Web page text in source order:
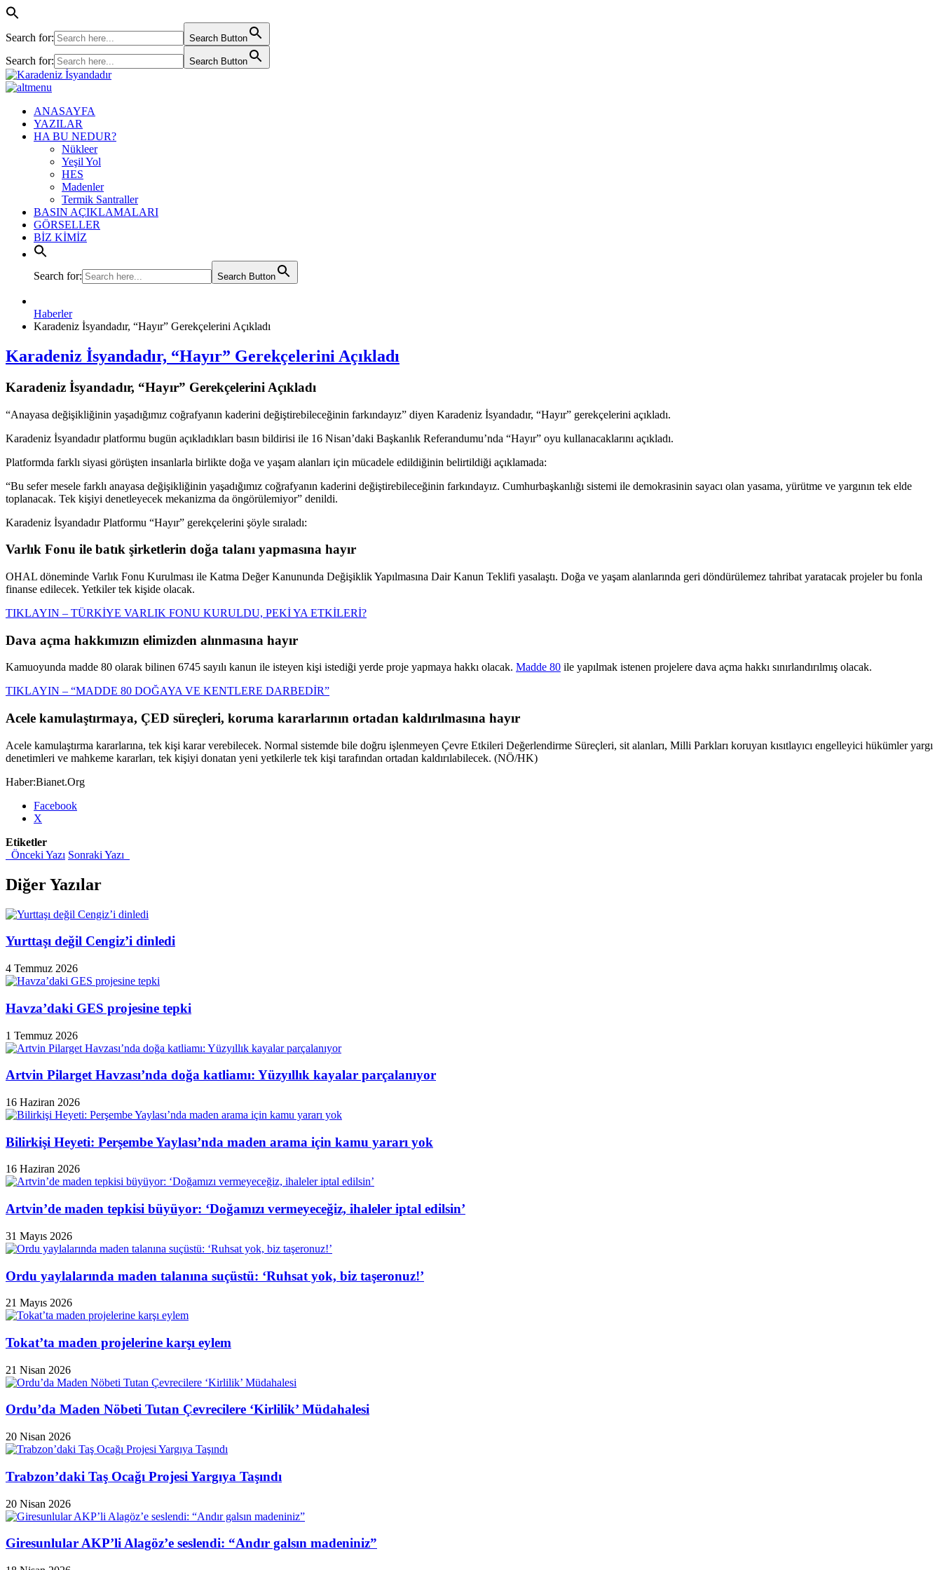
Search for: Search Button
Search for: Search Button
ANASAYFA
YAZILAR
HA BU NEDUR?
Nükleer
Yeşil Yol
HES
Madenler
Termik Santraller
BASIN AÇIKLAMALARI
GÖRSELLER
BİZ KİMİZ
Search for: Search Button
Haberler
Karadeniz İsyandadır, “Hayır” Gerekçelerini Açıkladı
Karadeniz İsyandadır, “Hayır” Gerekçelerini Açıkladı
Karadeniz İsyandadır, “Hayır” Gerekçelerini Açıkladı
“Anayasa değişikliğinin yaşadığımız coğrafyanın kaderini değiştirebileceğinin farkındayız” diyen Karadeniz İsyandadır, “Hayır” gerekçelerini açıkladı.
Karadeniz İsyandadır platformu bugün açıkladıkları basın bildirisi ile 16 Nisan’daki Başkanlık Referandumu’nda “Hayır” oyu kullanacaklarını açıkladı.
Platformda farklı siyasi görüşten insanlarla birlikte doğa ve yaşam alanları için mücadele edildiğinin belirtildiği açıklamada:
“Bu sefer mesele farklı anayasa değişikliğinin yaşadığımız coğrafyanın kaderini değiştirebileceğinin farkındayız. Cumhurbaşkanlığı sistemi ile demokrasinin sayacı olan yasama, yürütme ve yargının tek elde
toplanacak. Tek kişiyi denetleyecek mekanizma da öngörülemiyor” denildi.
Karadeniz İsyandadır Platformu “Hayır” gerekçelerini şöyle sıraladı:
Varlık Fonu ile batık şirketlerin doğa talanı yapmasına hayır
OHAL döneminde Varlık Fonu Kurulması ile Katma Değer Kanununda Değişiklik Yapılmasına Dair Kanun Teklifi yasalaştı. Doğa ve yaşam alanlarında geri döndürülemez tahribat yaratacak projeler bu fonla
finanse edilecek. Yetkiler tek kişide olacak.
TIKLAYIN – TÜRKİYE VARLIK FONU KURULDU, PEKİ YA ETKİLERİ?
Dava açma hakkımızın elimizden alınmasına hayır
Kamuoyunda madde 80 olarak bilinen 6745 sayılı kanun ile isteyen kişi istediği yerde proje yapmaya hakkı olacak. Madde 80 ile yapılmak istenen projelere dava açma hakkı sınırlandırılmış olacak.
TIKLAYIN – “MADDE 80 DOĞAYA VE KENTLERE DARBEDİR”
Acele kamulaştırmaya, ÇED süreçleri, koruma kararlarının ortadan kaldırılmasına hayır
Acele kamulaştırma kararlarına, tek kişi karar verebilecek. Normal sistemde bile doğru işlenmeyen Çevre Etkileri Değerlendirme Süreçleri, sit alanları, Milli Parkları koruyan kısıtlayıcı engelleyici hükümler yargı
denetimleri ve mahkeme kararları, tek kişiyi donatan yeni yetkilerle tek kişi tarafından ortadan kaldırılabilecek. (NÖ/HK)
Haber:Bianet.Org
Share
"Karadeniz
İsyandadır,
Gerekçelerini
Açıkladı"
Facebook
X
Etiketler
Önceki Yazı Sonraki Yazı
Diğer Yazılar
Yurttaşı değil Cengiz’i dinledi
4 Temmuz 2026
Havza’daki GES projesine tepki
1 Temmuz 2026
Artvin Pilarget Havzası’nda doğa katliamı: Yüzyıllık kayalar parçalanıyor
16 Haziran 2026
Bilirkişi Heyeti: Perşembe Yaylası’nda maden arama için kamu yararı yok
16 Haziran 2026
Artvin’de maden tepkisi büyüyor: ‘Doğamızı vermeyeceğiz, ihaleler iptal edilsin’
31 Mayıs 2026
Ordu yaylalarında maden talanına suçüstü: ‘Ruhsat yok, biz taşeronuz!’
21 Mayıs 2026
Tokat’ta maden projelerine karşı eylem
21 Nisan 2026
Ordu’da Maden Nöbeti Tutan Çevrecilere ‘Kirlilik’ Müdahalesi
20 Nisan 2026
Trabzon’daki Taş Ocağı Projesi Yargıya Taşındı
20 Nisan 2026
Giresunlular AKP’li Alagöz’e seslendi: “Andır galsın madeniniz”